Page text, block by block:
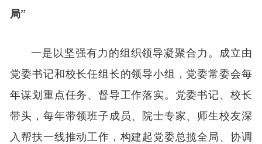
局”
一是以坚强有力的组织领导凝聚合力。成立由
党委书记和校长任组长的领导小组，党委常委会每
年谋划重点任务、督导工作落实。党委书记、校长
带头，每年带领班子成员、院士专家、师生校友深
入帮扶一线推动工作，构建起党委总揽全局、协调